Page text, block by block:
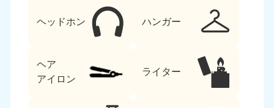
ヘッドホン ハンガー
ヘア
アイロン
ライター